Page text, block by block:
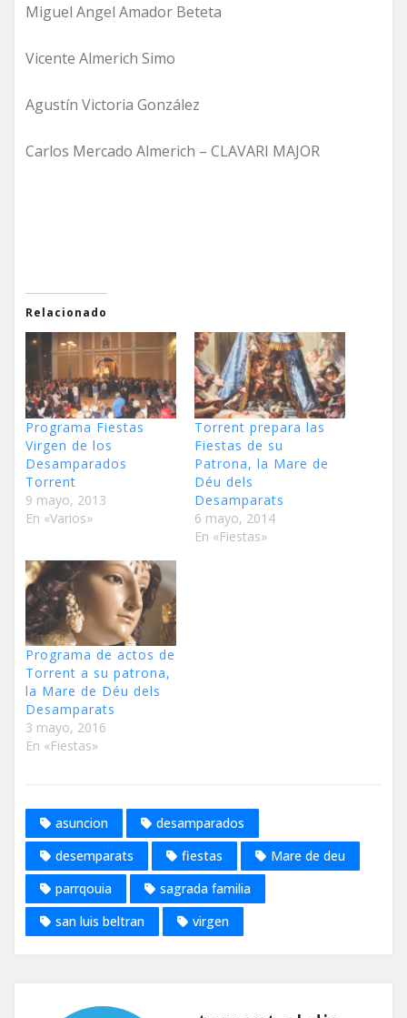
Miguel Angel Amador Beteta
Vicente Almerich Simo
Agustín Victoria González
Carlos Mercado Almerich – CLAVARI MAJOR
Relacionado
Programa Fiestas
Virgen de los
Desamparados
Torrent
9 mayo, 2013
En «Varios»
Torrent prepara las
Fiestas de su
Patrona, la Mare de
Déu dels
Desamparats
6 mayo, 2014
En «Fiestas»
Programa de actos de
Torrent a su patrona,
la Mare de Déu dels
Desamparats
3 mayo, 2016
En «Fiestas»
asuncion
desamparados
desemparats
fiestas
Mare de deu
parrqouia
sagrada familia
san luis beltran
virgen